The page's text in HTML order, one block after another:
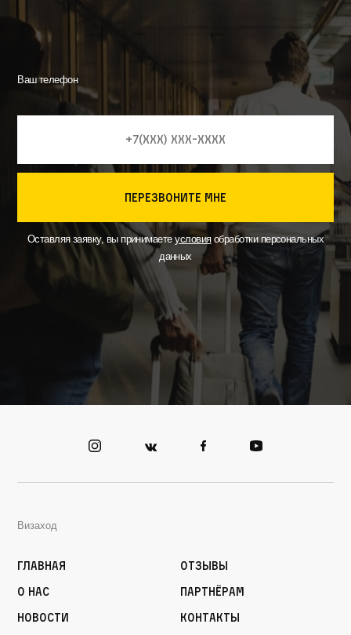
Ваш телефон
перезвоните мне
Оставляя заявку, вы принимаетеусловияобработки персональных
данных
Визаход
Главная
О нас
Новости
Отзывы
Партнёрам
Контакты